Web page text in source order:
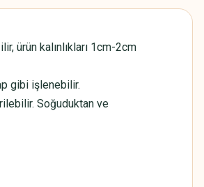
ürün kalınlıkları 1cm-2cm
gibi işlenebilir.
Soğuduktan ve